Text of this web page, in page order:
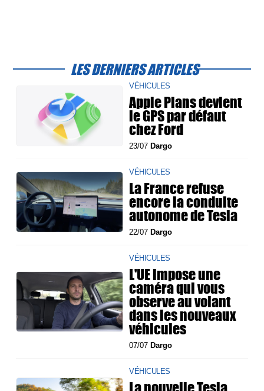
LES DERNIERS ARTICLES
VÉHICULES
Apple Plans devient
le GPS par défaut
chez Ford
23/07 Dargo
VÉHICULES
La France refuse
encore la conduite
autonome de Tesla
22/07 Dargo
VÉHICULES
L'UE impose une
caméra qui vous
observe au volant
dans les nouveaux
véhicules
07/07 Dargo
VÉHICULES